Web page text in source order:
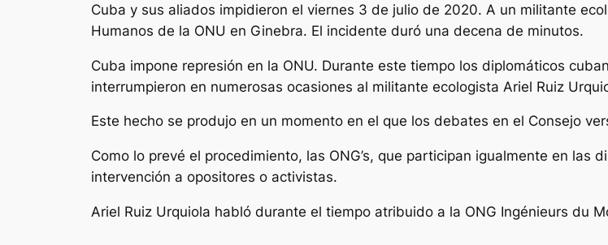
Cuba y sus aliados impidieron el viernes 3 de julio de 2020. A un militante
Humanos de la ONU en Ginebra. El incidente duró una decena de minutos.
Cuba impone represión en la ONU. Durante este tiempo los diplomáticos
interrumpieron en numerosas ocasiones al militante ecologista Ariel Ruiz
Este hecho se produjo en un momento en el que los debates en el Consejo
Como lo prevé el procedimiento, las ONG’s, que participan igualmente en
intervención a opositores o activistas.
Ariel Ruiz Urquiola habló durante el tiempo atribuido a la ONG Ingénieurs du